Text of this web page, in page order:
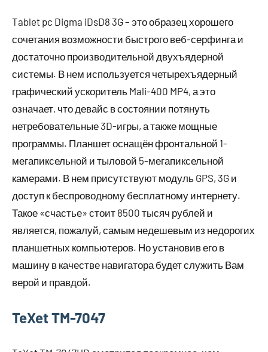
Tablet pc Digma iDsD8 3G – это образец хорошего
сочетания возможности быстрого веб-серфинга и
достаточно производительной двухъядерной
системы. В нем используется четырехъядерный
графический ускоритель Mali-400 MP4, а это
означает, что девайс в состоянии потянуть
нетребовательные 3D-игры, а также мощные
программы. Планшет оснащён фронтальной 1-
мегапиксельной и тыловой 5-мегапиксельной
камерами. В нем присутствуют модуль GPS, 3G и
доступ к беспроводному бесплатному интернету.
Такое «счастье» стоит 8500 тысяч рублей и
является, пожалуй, самым недешевым из недорогих
планшетных компьютеров. Но установив его в
машину в качестве навигатора будет служить Вам
верой и правдой.
TeXet TM-7047